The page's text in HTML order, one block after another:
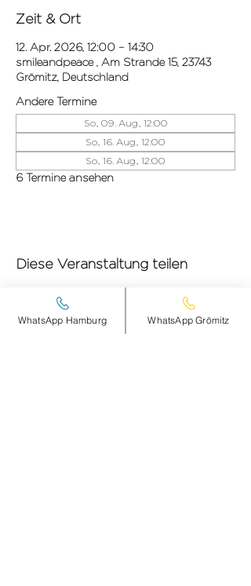
Zeit & Ort
12. Apr. 2026, 12:00 – 14:30
smileandpeace , Am Strande 15, 23743
Grömitz, Deutschland
Andere Termine
So., 09. Aug., 12:00
So., 16. Aug., 12:00
So., 16. Aug., 12:00
6 Termine ansehen
Diese Veranstaltung teilen
WhatsApp Hamburg WhatsApp Grömitz